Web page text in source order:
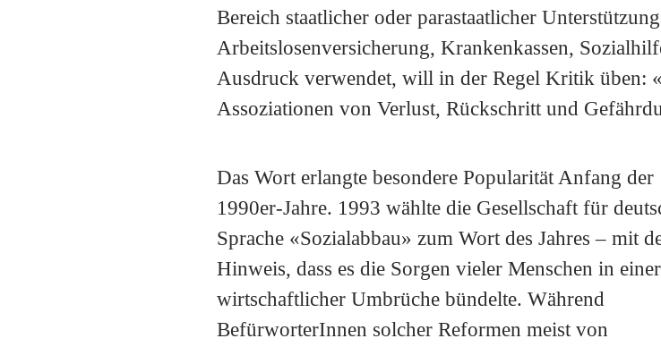
Bereich staatlicher oder parastaatlicher
Arbeitslosenversicherung, Krankenkassen,
Ausdruck verwendet, will in der Regel Kritik üben:
Assoziationen von Verlust, Rückschritt und
Das Wort erlangte besondere Popularität Anfang der
1990er-Jahre. 1993 wählte die Gesellschaft für
Sprache «Sozialabbau» zum Wort des Jahres – mit
Hinweis, dass es die Sorgen vieler Menschen in
wirtschaftlicher Umbrüche bündelte. Während
BefürworterInnen solcher Reformen meist von